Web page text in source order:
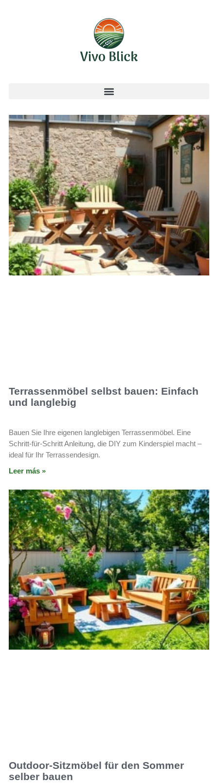
Terrassenmöbel selbst bauen: Einfach
und langlebig
Bauen Sie Ihre eigenen langlebigen Terrassenmöbel. Eine
Schritt-für-Schritt Anleitung, die DIY zum Kinderspiel macht –
ideal für Ihr Terrassendesign.
Leer más »
Outdoor-Sitzmöbel für den Sommer
selber bauen